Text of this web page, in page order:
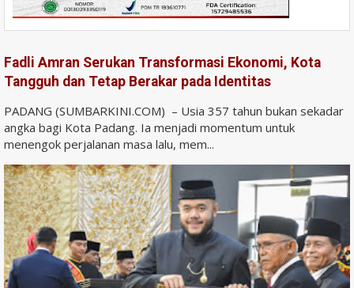
Fadli Amran Serukan Transformasi Ekonomi, Kota
Tangguh dan Tetap Berakar pada Identitas
PADANG (SUMBARKINI.COM) – Usia 357 tahun bukan sekadar
angka bagi Kota Padang. Ia menjadi momentum untuk
menengok perjalanan masa lalu, mem...